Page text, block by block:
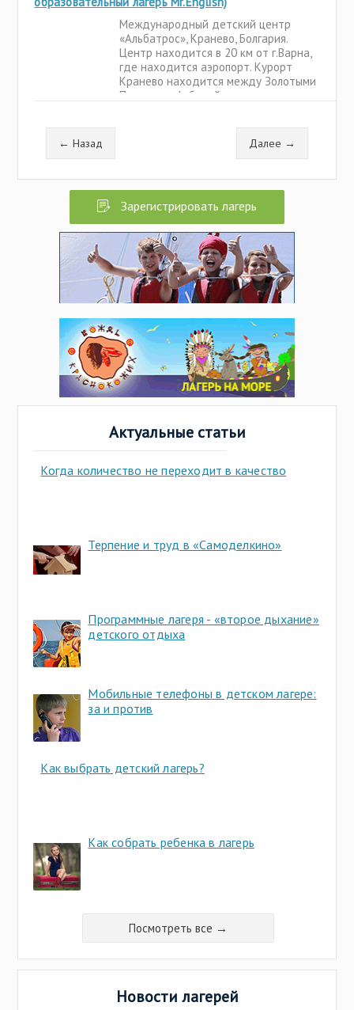
Международный детский центр
«Альбатрос», Кранево, Болгария.
Центр находится в 20 км от г.Варна,
где находится аэропорт. Курорт
Кранево находится между Золотыми
Песками и Албеной и отличается от
атмосферой, национальным
← Назад Далее →
Зарегистрировать лагерь
Актуальные статьи
Когда количество не переходит в качество
Терпение и труд в «Самоделкино»
Программные лагеря - «второе дыхание»
детского отдыха
Мобильные телефоны в детском лагере:
за и против
Как выбрать детский лагерь?
Как собрать ребенка в лагерь
Посмотреть все →
Новости лагерей